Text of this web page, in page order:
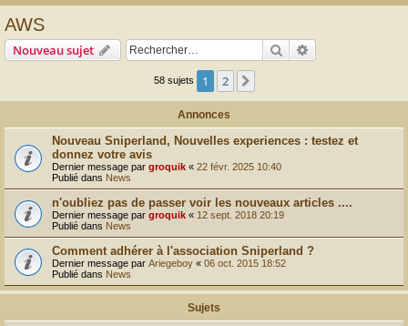
r
r
AWS
Nouveau sujet Rechercher
58 sujets 1 2
Annonces
Nouveau Sniperland, Nouvelles experiences : testez et
donnez votre avis
Dernier message par groquik « 22 févr. 2025 10:40
Publié dans News
n'oubliez pas de passer voir les nouveaux articles ....
Dernier message par groquik « 12 sept. 2018 20:19
Publié dans News
Comment adhérer à l'association Sniperland ?
Dernier message par Ariegeboy « 06 oct. 2015 18:52
Publié dans News
Sujets